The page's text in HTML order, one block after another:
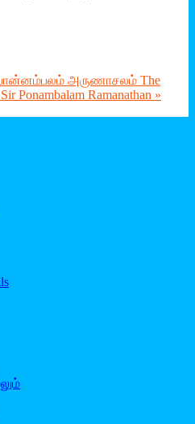
அருணாசலம் The
Ponambalam Ramanathan »